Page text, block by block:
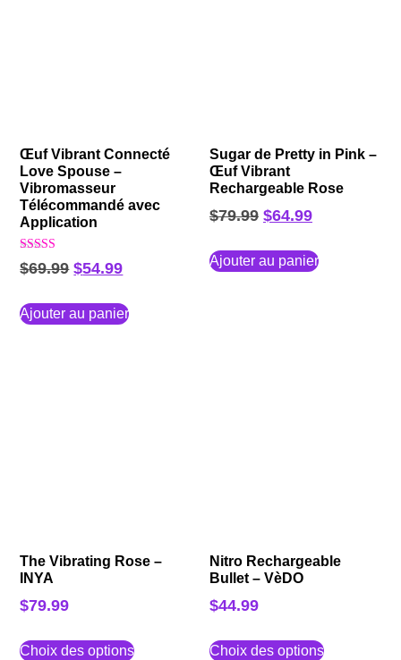
Œuf Vibrant Connecté
Love Spouse –
Vibromasseur
Télécommandé avec
Application
Note
5.00
$69.99 $54.99
Ajouter au panier
Sugar de Pretty in Pink –
Œuf Vibrant
Rechargeable Rose
$79.99 $64.99
Ajouter au panier
The Vibrating Rose –
INYA
$79.99
Choix des options
Nitro Rechargeable
Bullet – VèDO
$44.99
Choix des options